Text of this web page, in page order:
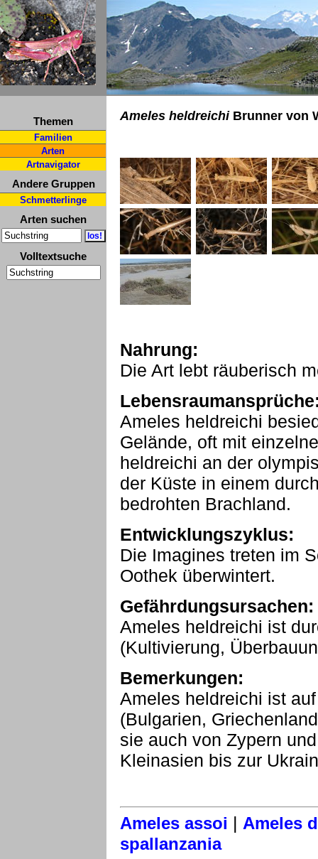
Themen
Familien
Arten
Artnavigator
Andere Gruppen
Schmetterlinge
Arten suchen
Volltextsuche
Ameles heldreichiBrunner von
Nahrung:
Die Art lebt räuberisch
Ameles heldreichi
Gelände, oft mit
heldreichi an der
der Küste in einem
bedrohten Brachland.
Entwicklungszyklus:
Die Imagines treten im
Oothek überwintert.
Gefährdungsursachen:
Ameles heldreichi ist
(Kultivierung,
Bemerkungen:
Ameles heldreichi ist
(Bulgarien,
sie auch von Zypern
Kleinasien bis zur
Ameles assoi | Ameles
spallanzania